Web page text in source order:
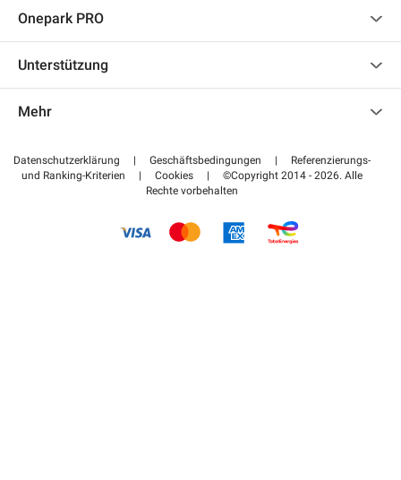
Onepark PRO
Werden Sie unser Partner
Auf meinen Partnerbereich zugreifen
Unterstützung
Bezahlen Sie Ihren Parkplatz FLOW
Mehr
Datenschutzerklärung | Geschäftsbedingungen |
Referenzierungs-
und Ranking-Kriterien
| Cookies |
©Copyright 2014 - 2026. Alle
Rechte vorbehalten